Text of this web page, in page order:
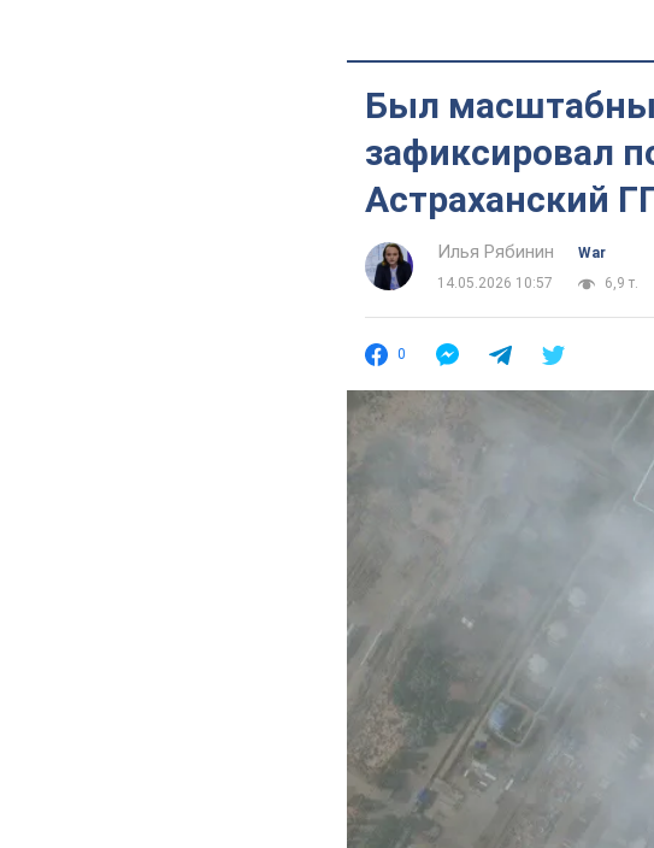
Был
зафиксировал
Астраханский
Илья Рябинин
War
14.05.2026 10:57
6,9 т.
0